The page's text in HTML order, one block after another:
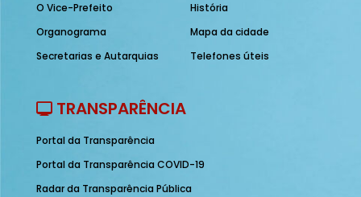
O Vice-Prefeito
Organograma
Secretarias e Autarquias
História
Mapa da cidade
Telefones úteis
TRANSPARÊNCIA
Portal da Transparência
Portal da Transparência COVID-19
Radar da Transparência Pública